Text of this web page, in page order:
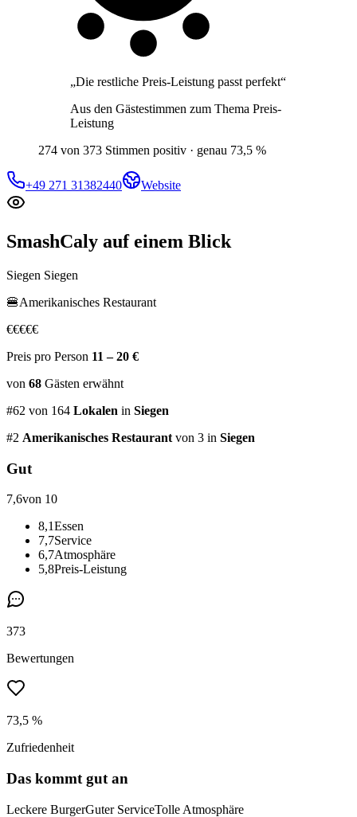
„Die restliche Preis-Leistung passt perfekt“
Aus den Gästestimmen zum Thema Preis-
Leistung
274 von 373 Stimmen positiv · genau 73,5 %
+49 271 31382440 Website
SmashCaly auf einem Blick
Siegen Siegen
🍔Amerikanisches Restaurant
€€€€€
Preis pro Person 11 – 20 €
von 68 Gästen erwähnt
#62 von 164 Lokalen in Siegen
#2 Amerikanisches Restaurant von 3 in Siegen
Gut
7,6von 10
8,1Essen
7,7Service
6,7Atmosphäre
5,8Preis-Leistung
373
Bewertungen
73,5 %
Zufriedenheit
Das kommt gut an
Leckere BurgerGuter ServiceTolle Atmosphäre